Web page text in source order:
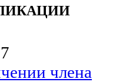
члена